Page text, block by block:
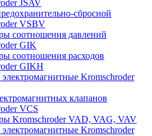
JSAV
сбросной
VSBV
соотношения давлений
GIK
соотношения расходов
GIKH
Kromschroder
клапанов
VCS
Kromschroder VAD, VAG, VAV
Kromschroder